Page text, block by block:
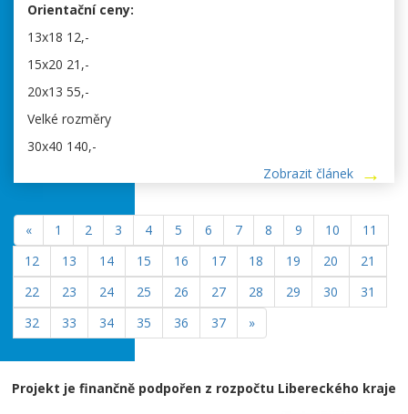
Orientační ceny:
13x18 12,-
15x20 21,-
20x13 55,-
Velké rozměry
30x40 140,-
Zobrazit článek
« 1 2 3 4 5 6 7 8 9 10
11
12
13 14 15 16 17 18 19 20
21
22
23 24 25 26 27 28 29 30
31
32
33 34 35 36 37 »
Projekt je finančně podpořen z rozpočtu Libereckého kraje